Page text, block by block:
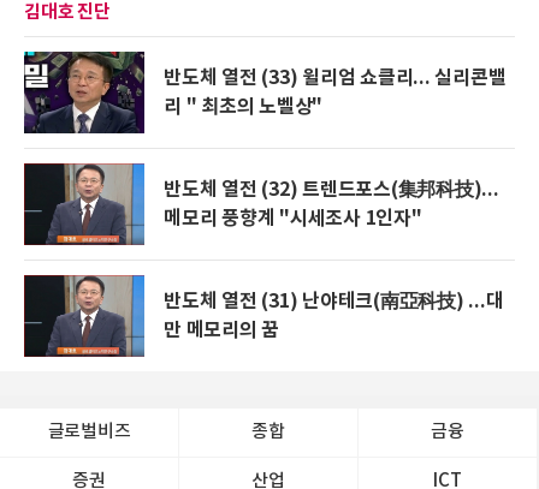
김대호 진단
반도체 열전 (33) 윌리엄 쇼클리... 실리콘밸
리 " 최초의 노벨상"
반도체 열전 (32) 트렌드포스(集邦科技)...
메모리 풍향계 "시세조사 1인자"
반도체 열전 (31) 난야테크(南亞科技) ...대
만 메모리의 꿈
글로벌비즈 종합 금융
증권 산업 ICT